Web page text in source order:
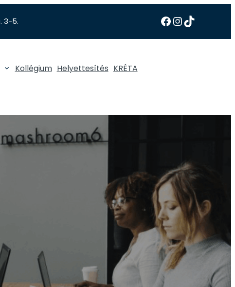
3-5.
Kollégium Helyettesítés KRÉTA